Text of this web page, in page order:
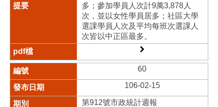
多；參加學員人次計9萬3,878人
次，並以女性學員居多；社區大學
選課學員人次及平均每班次選課人
次皆以中正區最多。
60
106-02-15
第912號市政統計週報